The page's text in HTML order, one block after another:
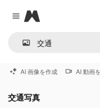
Close menu
Magnific
AI 画像を作成 AI 動画
交通写真